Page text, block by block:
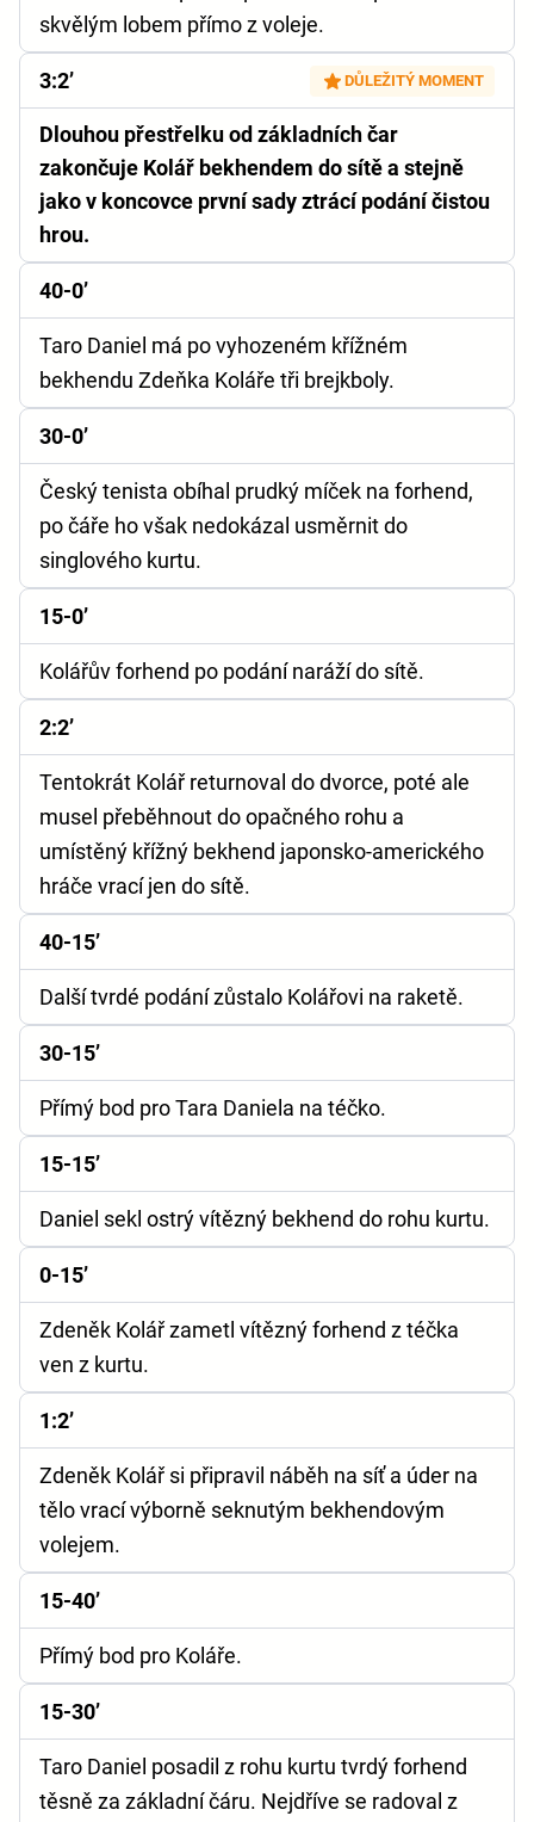
skvělým lobem přímo z voleje.
3:2’ DŮLEŽITÝ MOMENT
Dlouhou přestřelku od základních čar
zakončuje Kolář bekhendem do sítě a stejně
jako v koncovce první sady ztrácí podání čistou
hrou.
40-0’
Taro Daniel má po vyhozeném křížném
bekhendu Zdeňka Koláře tři brejkboly.
30-0’
Český tenista obíhal prudký míček na forhend,
po čáře ho však nedokázal usměrnit do
singlového kurtu.
15-0’
Kolářův forhend po podání naráží do sítě.
2:2’
Tentokrát Kolář returnoval do dvorce, poté ale
musel přeběhnout do opačného rohu a
umístěný křížný bekhend japonsko-amerického
hráče vrací jen do sítě.
40-15’
Další tvrdé podání zůstalo Kolářovi na raketě.
30-15’
Přímý bod pro Tara Daniela na téčko.
15-15’
Daniel sekl ostrý vítězný bekhend do rohu kurtu.
0-15’
Zdeněk Kolář zametl vítězný forhend z téčka
ven z kurtu.
1:2’
Zdeněk Kolář si připravil náběh na síť a úder na
tělo vrací výborně seknutým bekhendovým
volejem.
15-40’
Přímý bod pro Koláře.
15-30’
Taro Daniel posadil z rohu kurtu tvrdý forhend
těsně za základní čáru. Nejdříve se radoval z